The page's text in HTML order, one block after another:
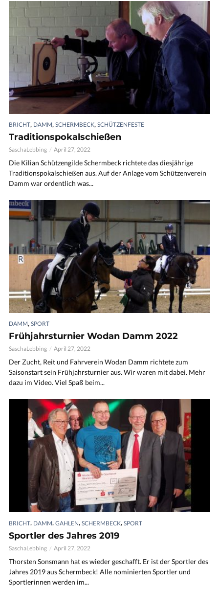
BRICHT, DAMM, SCHERMBECK, SCHÜTZENFESTE
Traditionspokalschießen
SaschaLebbing April 27, 2022
Die Kilian Schützengilde Schermbeck richtete das diesjährige
Traditionspokalschießen aus. Auf der Anlage vom Schützenverein
Damm war ordentlich was...
DAMM, SPORT
Frühjahrsturnier Wodan Damm 2022
SaschaLebbing April 27, 2022
Der Zucht, Reit und Fahrverein Wodan Damm richtete zum
Saisonstart sein Frühjahrsturnier aus. Wir waren mit dabei. Mehr
dazu im Video. Viel Spaß beim...
BRICHT, DAMM, GAHLEN, SCHERMBECK, SPORT
Sportler des Jahres 2019
SaschaLebbing April 27, 2022
Thorsten Sonsmann hat es wieder geschafft. Er ist der Sportler des
Jahres 2019 aus Schermbeck! Alle nominierten Sportler und
Sportlerinnen werden im...